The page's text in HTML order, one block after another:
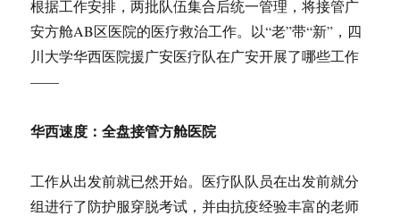
根据工作安排，两批队伍集合后统一管理，将接管广
安方舱AB区医院的医疗救治工作。以“老”带“新”，四
川大学华西医院援广安医疗队在广安开展了哪些工作
——
华西速度：全盘接管方舱医院
工作从出发前就已然开始。医疗队队员在出发前就分
组进行了防护服穿脱考试，并由抗疫经验丰富的老师